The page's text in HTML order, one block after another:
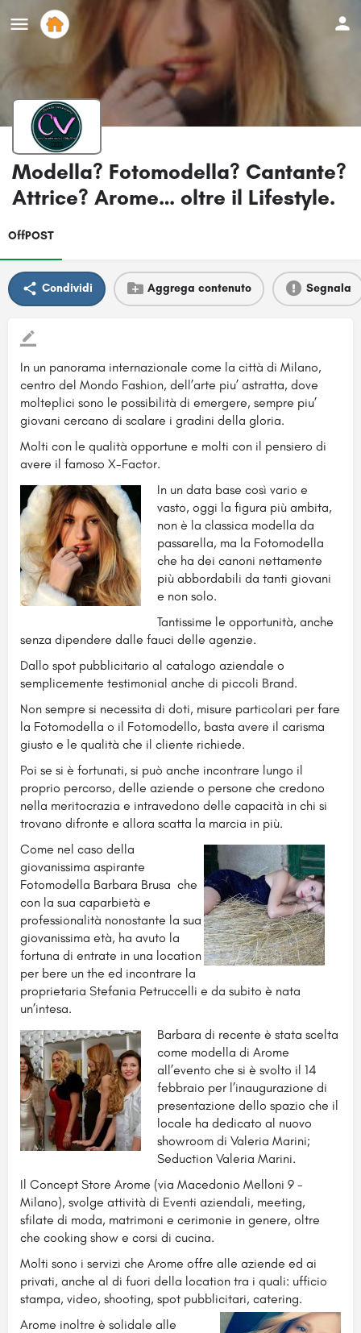
Modella? Fotomodella? Cantante?
Attrice? Arome… oltre il Lifestyle.
OffPOST
Condividi Aggrega contenuto Segnala
In un panorama internazionale come la città di Milano,
centro del Mondo Fashion, dell’arte piu’ astratta, dove
molteplici sono le possibilità di emergere, sempre piu’
giovani cercano di scalare i gradini della gloria.
Molti con le qualità opportune e molti con il pensiero di
avere il famoso X-Factor.
In un data base così vario e
vasto, oggi la figura più ambita,
non è la classica modella da
passarella, ma la Fotomodella
che ha dei canoni nettamente
più abbordabili da tanti giovani
e non solo.
Tantissime le opportunità, anche
senza dipendere dalle fauci delle agenzie.
Dallo spot pubblicitario al catalogo aziendale o
semplicemente testimonial anche di piccoli Brand.
Non sempre si necessita di doti, misure particolari per fare
la Fotomodella o il Fotomodello, basta avere il carisma
giusto e le qualità che il cliente richiede.
Poi se si è fortunati, si può anche incontrare lungo il
proprio percorso, delle aziende o persone che credono
nella meritocrazia e intravedono delle capacità in chi si
trovano difronte e allora scatta la marcia in più.
Come nel caso della
giovanissima aspirante
Fotomodella Barbara Brusa che
con la sua caparbietà e
professionalità nonostante la sua
giovanissima età, ha avuto la
fortuna di entrate in una location
per bere un the ed incontrare la
proprietaria Stefania Petruccelli e da subito è nata
un’intesa.
Barbara di recente è stata scelta
come modella di Arome
all’evento che si è svolto il 14
febbraio per l’inaugurazione di
presentazione dello spazio che il
locale ha dedicato al nuovo
showroom di Valeria Marini;
Seduction Valeria Marini.
Il Concept Store Arome (via Macedonio Melloni 9 -
Milano), svolge attività di Eventi aziendali, meeting,
sfilate di moda, matrimoni e cerimonie in genere, oltre
che cooking show e corsi di cucina.
Molti sono i servizi che Arome offre alle aziende ed ai
privati, anche al di fuori della location tra i quali: ufficio
stampa, video, shooting, spot pubblicitari, catering.
Arome inoltre è solidale alle